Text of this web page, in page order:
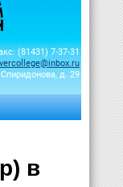
(81431) 7-37-31
д. 29
в